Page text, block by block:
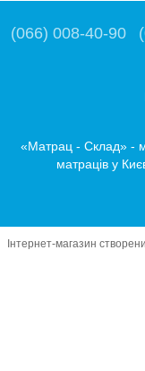
(066) 008-40-90
«Матрац - Склад» -
матраців у
Інтернет-магазин